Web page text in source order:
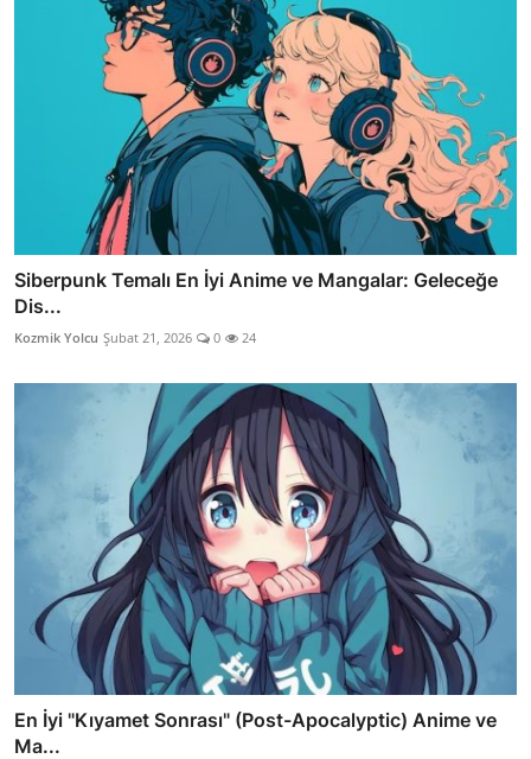
Siberpunk Temalı En İyi Anime ve Mangalar: Geleceğe
Dis...
Kozmik Yolcu Şubat 21, 2026 0 24
En İyi "Kıyamet Sonrası" (Post-Apocalyptic) Anime ve
Ma...